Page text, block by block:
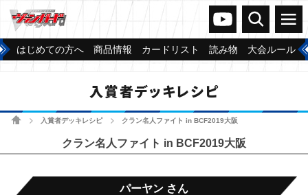
ヴァンガードch
検索 メニュー
はじめての方へ 商品情報 カードリスト 読み物 大会ルール
入賞者デッキレシピ
ホーム 入賞者デッキレシピ クラン名人ファイト in BCF2019大阪
クラン名人ファイト in BCF2019大阪
パーヤン さん